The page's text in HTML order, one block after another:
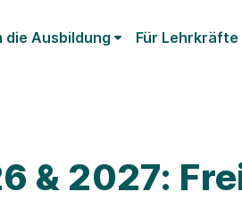
die Ausbildung Für Lehrkräfte
& 2027: